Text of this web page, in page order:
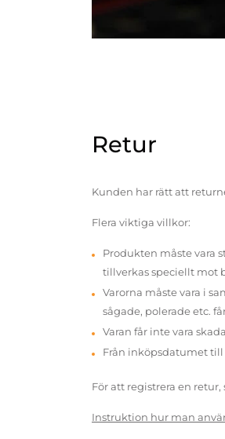
Retur
Kunden har rätt att
Flera viktiga villkor:
Produkten måste vara
tillverkas speciellt mot
Varorna måste vara i
sågade, polerade etc.
Varan får inte vara
Från inköpsdatumet
För att registrera en
Instruktion hur man